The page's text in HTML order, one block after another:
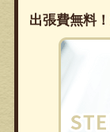
出張費無料！